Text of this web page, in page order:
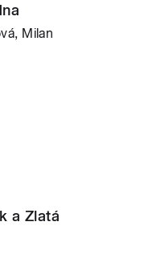
Milan
a Zlatá